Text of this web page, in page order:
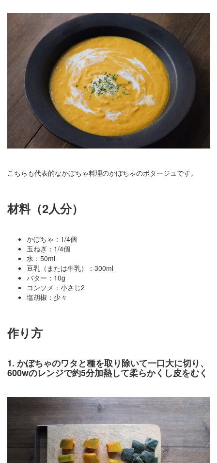
こちらも代表的なかぼちゃ料理のかぼちゃのポタージュです。
材料（2人分）
かぼちゃ：1/4個
玉ねぎ：1/4個
水：50ml
豆乳（または牛乳）：300ml
バター：10g
コンソメ：小さじ2
塩胡椒：少々
作り方
1. かぼちゃのワタと種を取り除いて一口大に切り、
600wのレンジで約5分加熱して柔らかくし皮をむく